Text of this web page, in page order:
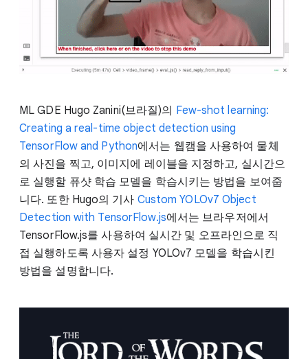
ML GDE Hugo Zanini(브라질)의 Few-shot learning:
Creating a real-time object detection using
TensorFlow and Python에서는 웹캠을 사용하여 물체
의 사진을 찍고, 이미지에 레이블을 지정하고, 실시간으
로 실행할 퓨샷 학습 모델을 학습시키는 방법을 보여줍
니다. 또한 Hugo의 기사 Custom YOLOv7 Object
Detection with TensorFlow.js에서는 브라우저에서
TensorFlow.js를 사용하여 실시간 및 오프라인으로 직
접 실행하도록 사용자 설정 YOLOv7 모델을 학습시킨
방법을 설명합니다.